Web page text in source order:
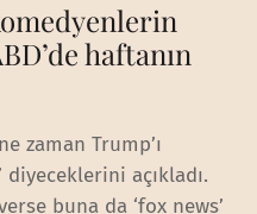
haftanın
zaman Trump’ı
açıkladı.
buna da ‘fox news’